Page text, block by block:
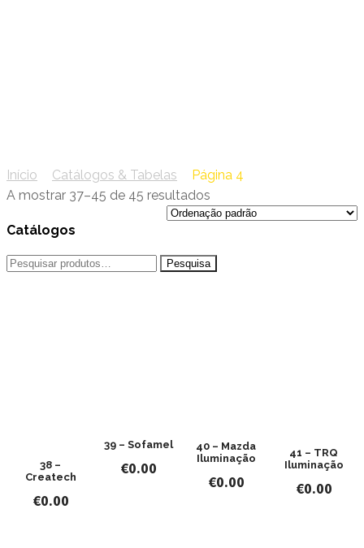
Início Catálogos & Tabelas
Página 4
A mostrar 37–45 de 45 resultados
Catálogos
Pesquisar
38 –
Createch
€0.00
39 – Sofamel
€0.00
40 – Mazda
Iluminação
€0.00
41 – TRQ
Iluminação
€0.00